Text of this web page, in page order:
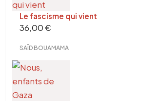
Le fascisme qui vient
36,00€
SAÏD BOUAMAMA